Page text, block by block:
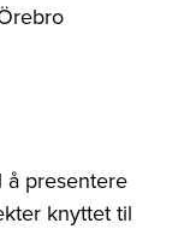
å presentere
knyttet til